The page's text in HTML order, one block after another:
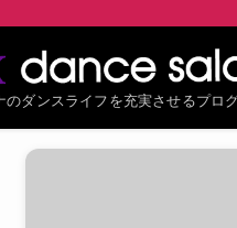
ダンスライフを充実させるプロ